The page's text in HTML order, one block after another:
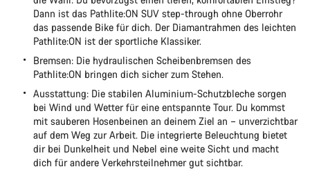
Dann ist das Pathlite:ON SUV step-through ohne Oberrohr
das passende Bike für dich. Der Diamantrahmen des leichten
Pathlite:ON ist der sportliche Klassiker.
Bremsen: Die hydraulischen Scheibenbremsen des
Pathlite:ON bringen dich sicher zum Stehen.
Ausstattung: Die stabilen Aluminium-Schutzbleche sorgen
bei Wind und Wetter für eine entspannte Tour. Du kommst
mit sauberen Hosenbeinen an deinem Ziel an – unverzichtbar
auf dem Weg zur Arbeit. Die integrierte Beleuchtung bietet
dir bei Dunkelheit und Nebel eine weite Sicht und macht
dich für andere Verkehrsteilnehmer gut sichtbar.